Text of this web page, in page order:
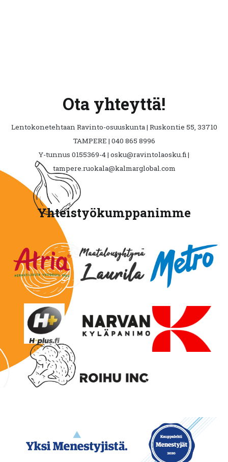
Ota yhteyttä!
Lentokonetehtaan Ravinto-osuuskunta | Ruskontie 55, 33710
TAMPERE | 040 865 8996
Y-tunnus 0155369-4 | osku@ravintolaosku.fi |
tampere.ruokala@kalmarglobal.com
Yhteistyökumppanimme